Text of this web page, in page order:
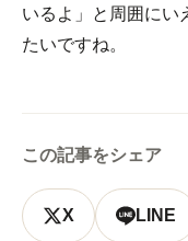
いるよ」と周囲にい
たいですね。
この記事をシェア
X LINE